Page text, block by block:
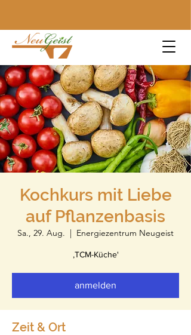
Kochkurs mit Liebe
auf Pflanzenbasis
Sa., 29. Aug.
  |
Energiezentrum Neugeist
,TCM-Küche'
anmelden
Zeit & Ort